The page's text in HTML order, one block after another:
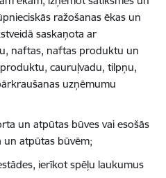
ražošanas ēkas un
saskaņota ar
naftas, naftas produktu un
cauruļvadu, tilpņu,
uzņēmumu
un atpūtas būves vai esošās
atpūtas būvēm;
ierīkot spēļu laukumus